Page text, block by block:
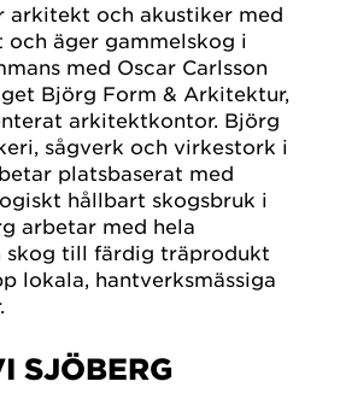
arkitekt och akustiker med
och äger gammelskog i
med Oscar Carlsson
Björg Form & Arkitektur,
arkitektkontor. Björg
sågverk och virkestork i
platsbaserat med
hållbart skogsbruk i
arbetar med hela
skog till färdig träprodukt
lokala, hantverksmässiga
SJÖBERG